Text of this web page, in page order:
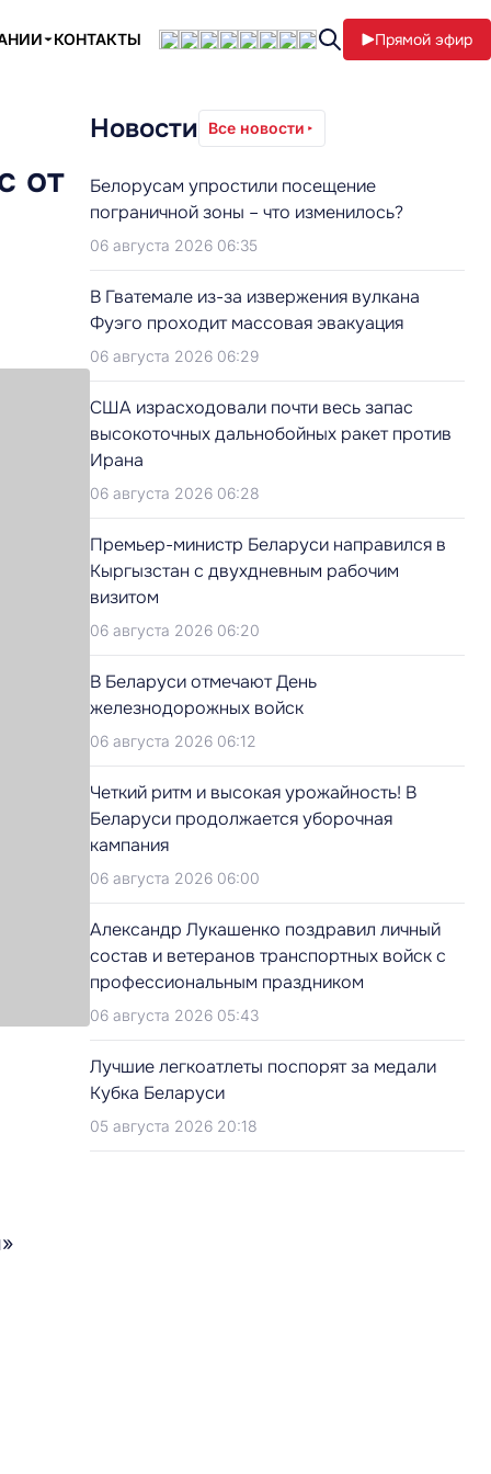
КОНТАКТЫ Прямой эфир
от
Новости Все новости
Белорусам упростили посещение
пограничной зоны – что изменилось?
06 августа 2026 06:35
В Гватемале из-за извержения вулкана
Фуэго проходит массовая эвакуация
06 августа 2026 06:29
США израсходовали почти весь запас
высокоточных дальнобойных ракет против
Ирана
06 августа 2026 06:28
Премьер-министр Беларуси направился в
Кыргызстан с двухдневным рабочим
визитом
06 августа 2026 06:20
В Беларуси отмечают День
железнодорожных войск
06 августа 2026 06:12
Четкий ритм и высокая урожайность! В
Беларуси продолжается уборочная
кампания
06 августа 2026 06:00
Александр Лукашенко поздравил личный
состав и ветеранов транспортных войск с
профессиональным праздником
06 августа 2026 05:43
Лучшие легкоатлеты поспорят за медали
Кубка Беларуси
05 августа 2026 20:18